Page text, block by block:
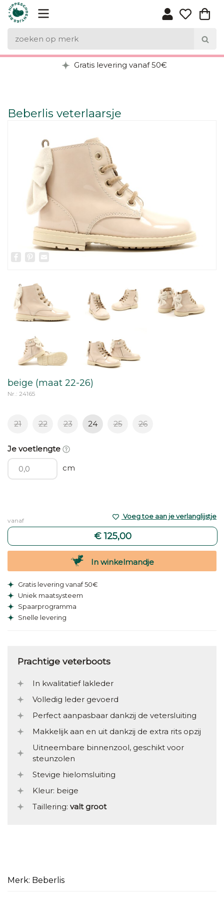
Gratis levering vanaf 50€
Beberlis veterlaarsje
Facebook
Pinterest
beige (maat 22-26)
Nr.: 24165
21 22 23 24 25 26
Je voetlengte
cm
vanaf
€ 125,00
Voeg toe aan je verlanglijstje
In winkelmandje
Gratis levering vanaf 50€
Uniek maatsysteem
Spaarprogramma
Snelle levering
Prachtige veterboots
In kwalitatief lakleder
Volledig leder gevoerd
Perfect aanpasbaar dankzij de vetersluiting
Makkelijk aan en uit dankzij de extra rits opzij
Uitneembare binnenzool, geschikt voor
steunzolen
Stevige hielomsluiting
Kleur: beige
Taillering: valt groot
Merk: Beberlis